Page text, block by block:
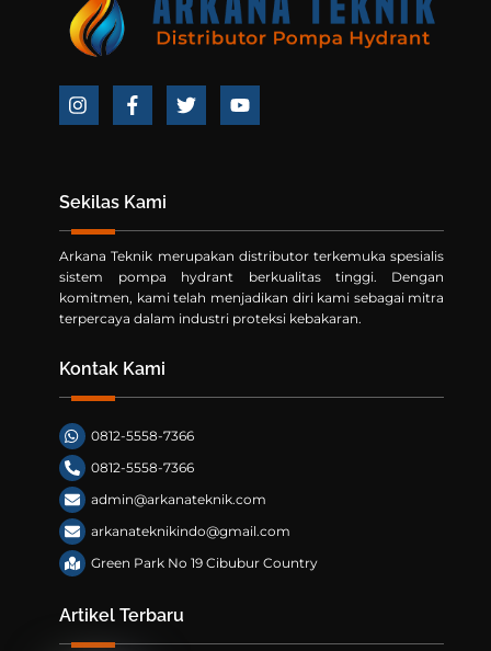
Icon
Icon
Icon
Icon
Sekilas Kami
Arkana Teknik merupakan distributor terkemuka spesialis
sistem pompa hydrant berkualitas tinggi. Dengan
komitmen, kami telah menjadikan diri kami sebagai mitra
terpercaya dalam industri proteksi kebakaran.
Kontak Kami
0812-5558-7366
0812-5558-7366
admin@arkanateknik.com
arkanateknikindo@gmail.com
Green Park No 19 Cibubur Country
Artikel Terbaru